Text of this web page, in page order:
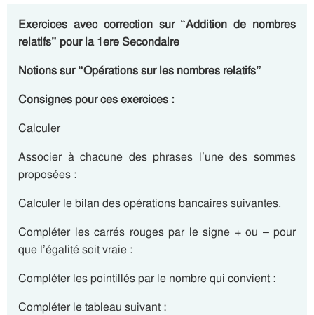
Exercices avec correction sur “Addition de nombres
relatifs” pour la 1ere Secondaire
Notions sur “Opérations sur les nombres relatifs”
Consignes pour ces exercices :
Calculer
Associer à chacune des phrases l’une des sommes
proposées :
Calculer le bilan des opérations bancaires suivantes.
Compléter les carrés rouges par le signe + ou – pour
que l’égalité soit vraie :
Compléter les pointillés par le nombre qui convient :
Compléter le tableau suivant :